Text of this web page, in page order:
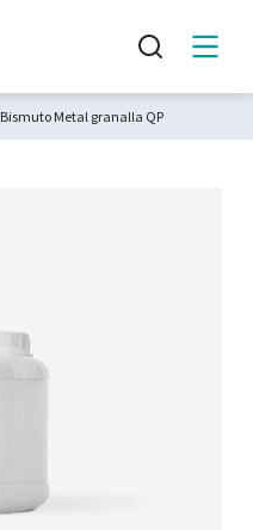
Bismuto Metal granalla QP